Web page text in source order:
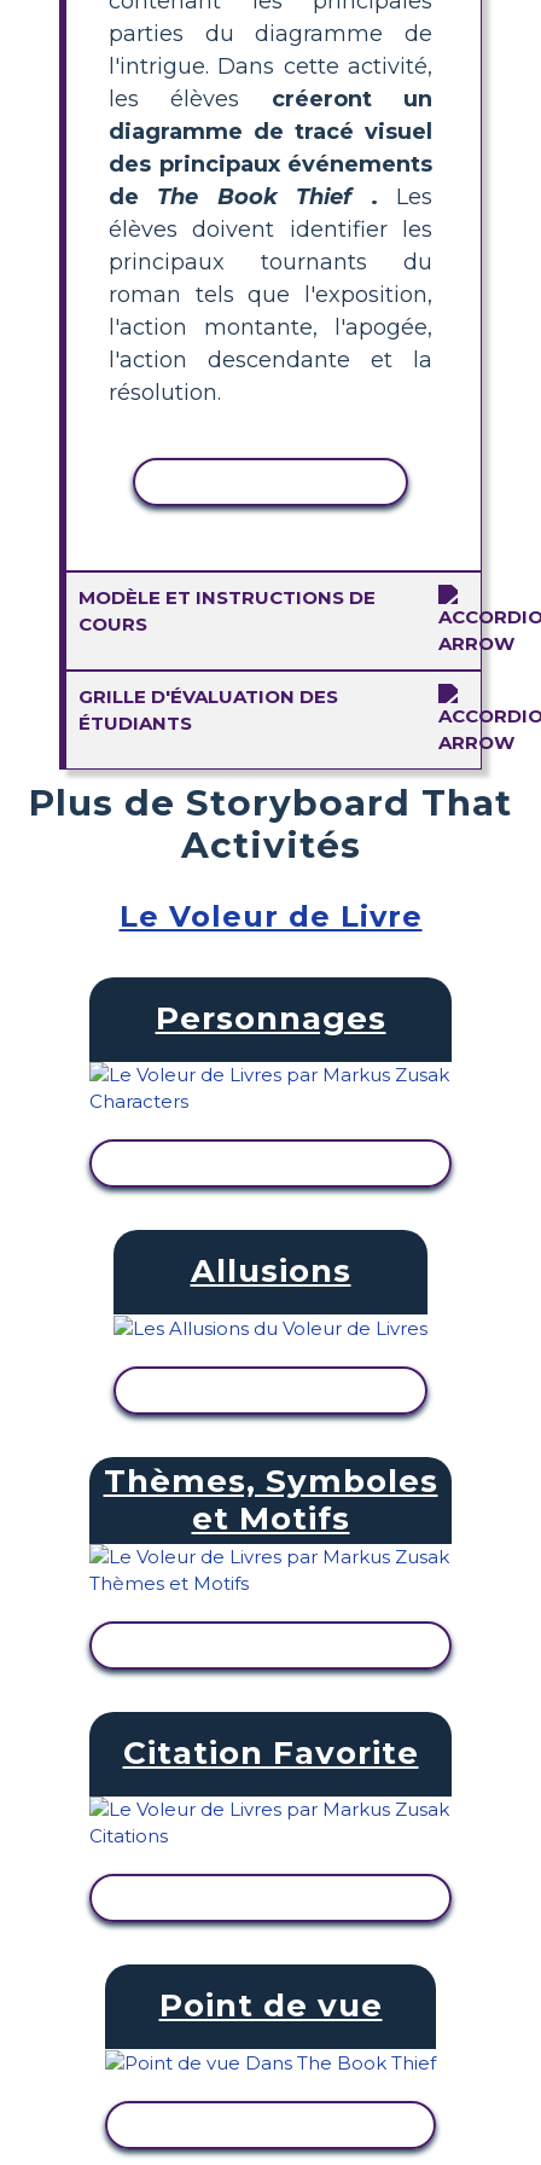
parties du diagramme de
l'intrigue. Dans cette activité,
les élèves créeront un
diagramme de tracé visuel
des principaux événements
de The Book Thief. Les
élèves doivent identifier les
principaux tournants du
roman tels que l'exposition,
l'action montante, l'apogée,
l'action descendante et la
résolution.
MODÈLE ET INSTRUCTIONS DE
COURS
GRILLE D'ÉVALUATION DES
ÉTUDIANTS
Plus de Storyboard That
Activités
Le Voleur de Livre
Personnages
Allusions
Thèmes, Symboles
et Motifs
Citation Favorite
Point de vue